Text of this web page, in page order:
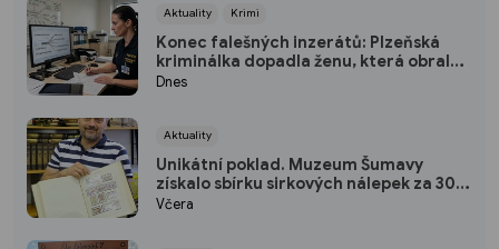
Aktuality Krimi
Konec falešných inzerátů: Plzeňská
kriminálka dopadla ženu, která obrala
desítky lidí po celé republice
Dnes
Aktuality
Unikátní poklad. Muzeum Šumavy
získalo sbírku sirkových nálepek za 300
tisíc
Včera